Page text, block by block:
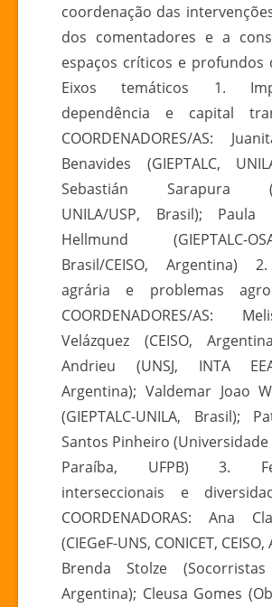
coordenação das
dos comentadores e a
espaços críticos e profundos
Eixos temáticos 1.
dependência e capital
COORDENADORES/AS:
Benavides (GIEPTALC,
Sebastián Sarapura
UNILA/USP, Brasil); Paula
Hellmund (GIEPTALC-
Brasil/CEISO, Argentina)
agrária e problemas
COORDENADORES/AS:
Velázquez (CEISO,
Andrieu (UNSJ, INTA
Argentina); Valdemar Joao
(GIEPTALC-UNILA, Brasil);
Santos Pinheiro (Universidade
Paraíba, UFPB) 3.
interseccionais e
COORDENADORAS: Ana
(CIEGeF-UNS, CONICET,
Brenda Stolze
Argentina); Cleusa Gomes